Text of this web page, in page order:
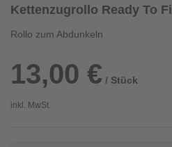
Kettenzugrollo Ready To
Rollo zum Abdunkeln
13,00 € / Stück
inkl. MwSt.